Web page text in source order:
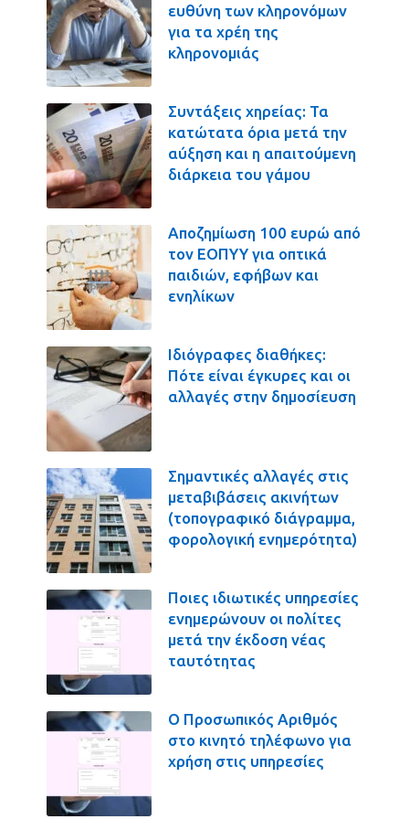
ευθύνη των κληρονόμων
για τα χρέη της
κληρονομιάς
Συντάξεις χηρείας: Τα
κατώτατα όρια μετά την
αύξηση και η απαιτούμενη
διάρκεια του γάμου
Αποζημίωση 100 ευρώ από
τον ΕΟΠΥΥ για οπτικά
παιδιών, εφήβων και
ενηλίκων
Ιδιόγραφες διαθήκες:
Πότε είναι έγκυρες και οι
αλλαγές στην δημοσίευση
Σημαντικές αλλαγές στις
μεταβιβάσεις ακινήτων
(τοπογραφικό διάγραμμα,
φορολογική ενημερότητα)
Ποιες ιδιωτικές υπηρεσίες
ενημερώνουν οι πολίτες
μετά την έκδοση νέας
ταυτότητας
Ο Προσωπικός Αριθμός
στο κινητό τηλέφωνο για
χρήση στις υπηρεσίες